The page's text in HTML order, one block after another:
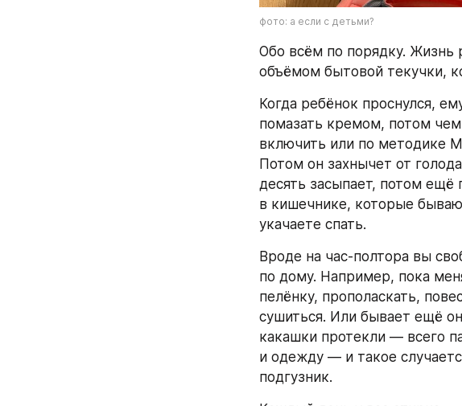
фото: а если с детьми?
Обо всём по порядку.
объёмом бытовой текучки,
Когда ребёнок проснулся,
помазать кремом, потом
включить или по методике
Потом он захнычет от
десять засыпает, потом ещё
в кишечнике, которые
укачаете спать.
Вроде на час-полтора вы
по дому. Например, пока
пелёнку, прополаскать,
сушиться. Или бывает ещё он
какашки протекли — всего
и одежду — и такое
подгузник.